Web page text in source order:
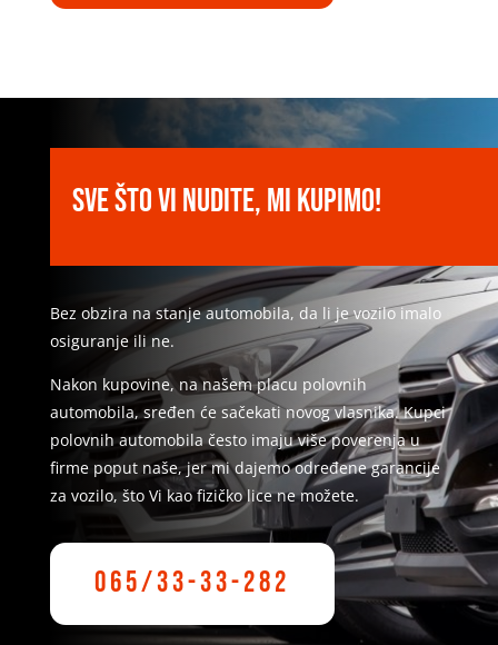
Sve što Vi nudite, mi kupimo!
Bez obzira na stanje automobila, da li je vozilo imalo
osiguranje ili ne.
Nakon kupovine, na našem placu polovnih
automobila, sređen će sačekati novog vlasnika. Kupci
polovnih automobila često imaju više poverenja u
firme poput naše, jer mi dajemo određene garancije
za vozilo, što Vi kao fizičko lice ne možete.
065/33-33-282